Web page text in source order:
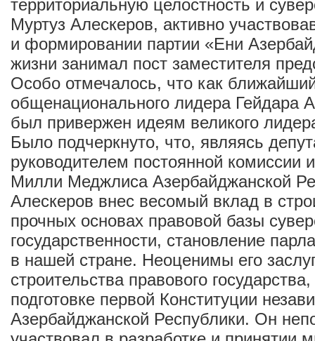
территориальную целостность и
Муртуз Алескеров, активно
и формировании партии «Ени
жизни занимал пост заместителя
Особо отмечалось, что как
общенационального лидера Гейдара
был привержен идеям великого
Было подчеркнуто, что, являясь
руководителем постоянной комиссии
Милли Меджлиса Азербайджанской
Алескеров внес весомый вклад в
прочных основах правовой базы
государственности, становление
в нашей стране. Неоценимы его
строительства правового
подготовке первой Конституции
Азербайджанской Республики. Он